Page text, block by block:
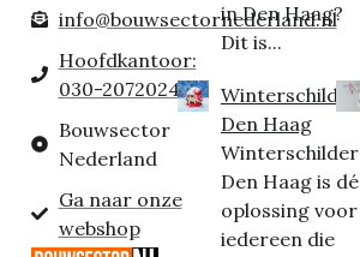
info@bouwsectornederland.nl
Hoofdkantoor:
030-2072024
Bouwsector
Nederland
Ga naar onze
webshop
in Den Haag?
Dit is...
Winterschilder
Den Haag
Winterschilder
Den Haag is dé
oplossing voor
iedereen die